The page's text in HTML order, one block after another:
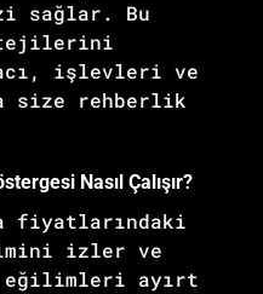
sağlar. Bu
işlevleri ve
size rehberlik
Nasıl Çalışır?
fiyatlarındaki
izler ve
ayırt